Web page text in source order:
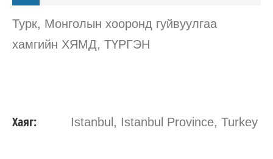
Турк, Монголын хооронд гуйвуулгаа
хамгийн ХЯМД, ТҮРГЭН
Хаяг: Istanbul, Istanbul Province, Turkey